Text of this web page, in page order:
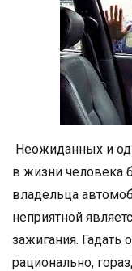
Неожиданных и
в жизни человека
владельца
неприятной
зажигания. Гадать
рационально,